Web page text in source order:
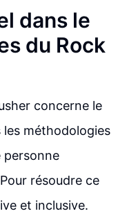
dans le
du Rock
concerne le
méthodologies
personne
résoudre ce
et inclusive.